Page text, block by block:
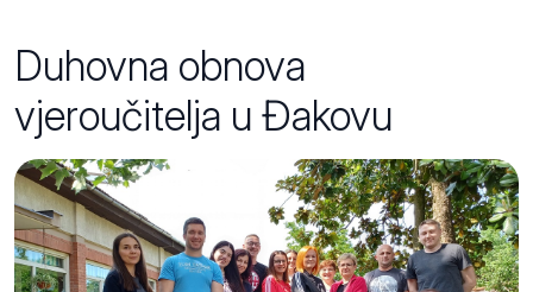
Duhovna obnova
vjeroučitelja u Đakovu